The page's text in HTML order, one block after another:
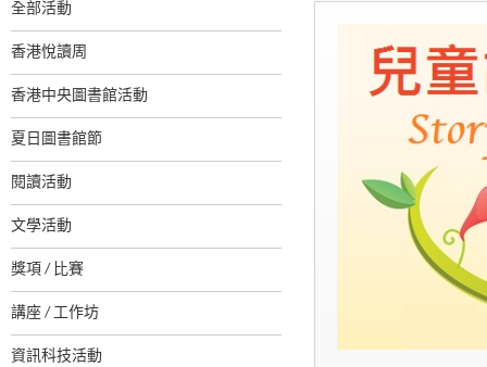
全部活動
香港悅讀周
香港中央圖書館活動
夏日圖書館節
閱讀活動
文學活動
獎項 / 比賽
講座 / 工作坊
資訊科技活動